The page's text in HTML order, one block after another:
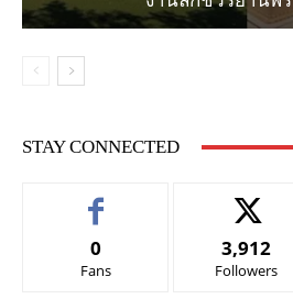
STAY CONNECTED
0
Fans
3,912
Followers